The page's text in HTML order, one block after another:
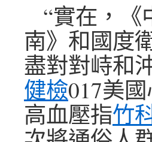
“實在，《
南》和國度
盡對對峙和
健檢017美
高血壓指竹